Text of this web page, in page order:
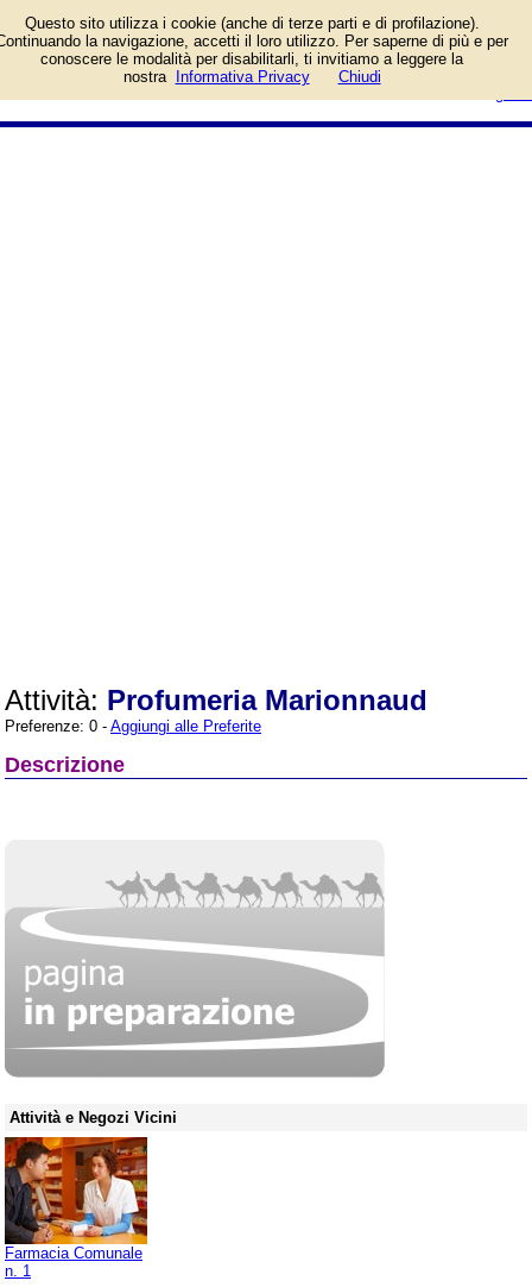
di telefono di Profumeria
Marionnaud a Scandicci (Firenze),
Via Gaetano Donizetti. Categoria
Profumerie e Cosmetica.
Attività: Profumeria Marionnaud
Preferenze: 0 - Aggiungi alle Preferite
Descrizione
Attività e Negozi Vicini
Farmacia Comunale
n. 1
Questo sito utilizza i cookie (anche di terze parti e di profilazione).
la navigazione, accetti il loro utilizzo. Per saperne di più e per
conoscere le modalità per disabilitarli, ti invitiamo a leggere la
nostra
Informativa Privacy Chiudi